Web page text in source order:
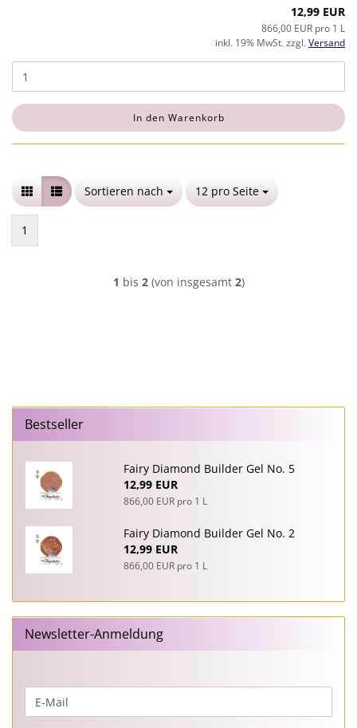
12,99 EUR
866,00 EUR pro 1 L
inkl. 19% MwSt. zzgl.Versand
In den Warenkorb
Sortieren nach
Sortieren nach 12 pro Seite
pro Seite
1
1 bis 2(von insgesamt 2)
Bestseller
Fairy Diamond Builder Gel No. 5
12,99 EUR
866,00 EUR pro 1 L
Fairy Diamond Builder Gel No. 2
12,99 EUR
866,00 EUR pro 1 L
Newsletter-Anmeldung
ZUR
E-
Mail